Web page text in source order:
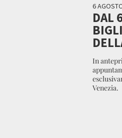
6
DAL
In
Venezia.